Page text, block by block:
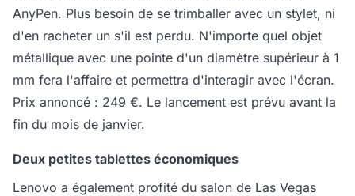
AnyPen. Plus besoin de se trimballer avec un stylet, ni
d'en racheter un s'il est perdu. N'importe quel objet
métallique avec une pointe d'un diamètre supérieur à 1
mm fera l'affaire et permettra d'interagir avec l'écran.
Prix annoncé : 249 €. Le lancement est prévu avant la
fin du mois de janvier.
Deux petites tablettes économiques
Lenovo a également profité du salon de Las Vegas